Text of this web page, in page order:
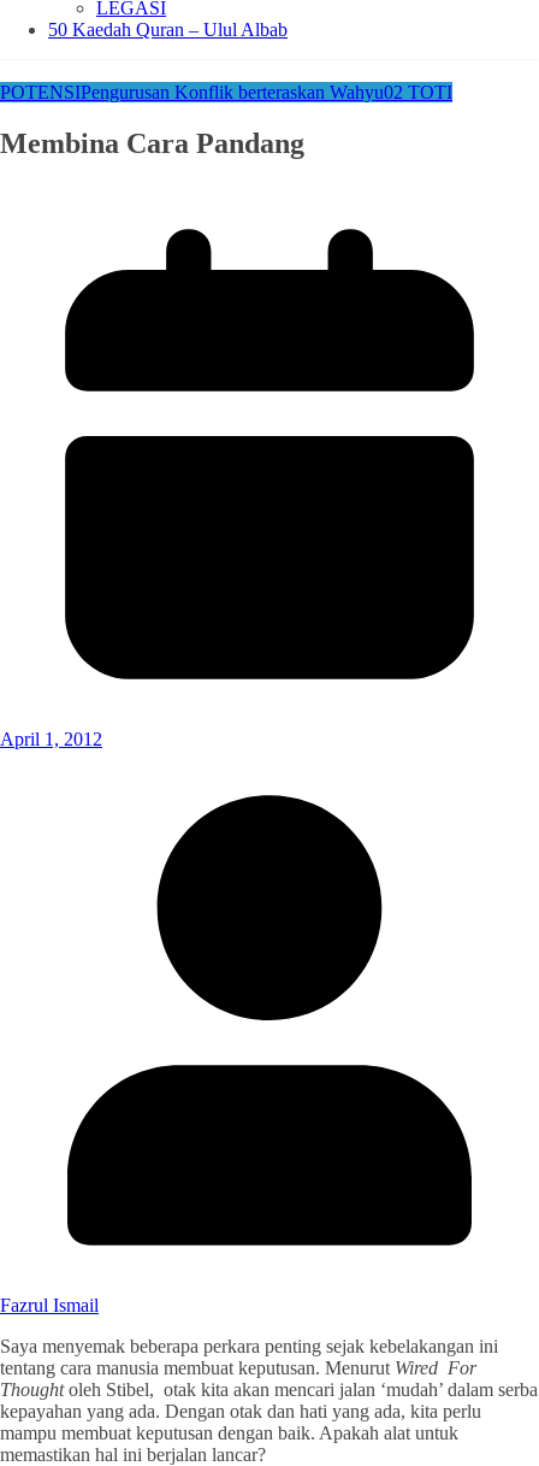
LEGASI
50 Kaedah Quran – Ulul Albab
POTENSIPengurusan Konflik berteraskan Wahyu02 TOTI
Membina Cara Pandang
April 1, 2012
Fazrul Ismail
Saya menyemak beberapa perkara penting sejak kebelakangan ini
tentang cara manusia membuat keputusan. Menurut Wired For
Thoughtoleh Stibel, otak kita akan mencari jalan ‘mudah’ dalam serba
kepayahan yang ada. Dengan otak dan hati yang ada, kita perlu
mampu membuat keputusan dengan baik. Apakah alat untuk
memastikan hal ini berjalan lancar?